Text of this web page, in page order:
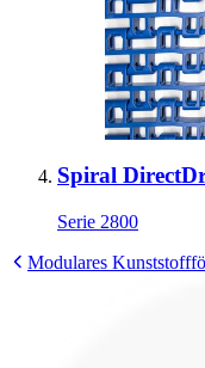
Spiral
Serie 2800
Modulares